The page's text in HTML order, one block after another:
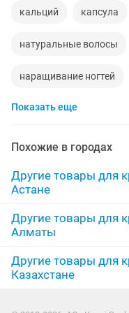
кальций капсула
натуральные волосы
наращивание ногтей
тест полоски
бальзамы кофе
добавки
продать набор
Показать еще
Похожие в городах
Другие товары для
Астане
Другие товары для
Алматы
Другие товары для
Казахстане